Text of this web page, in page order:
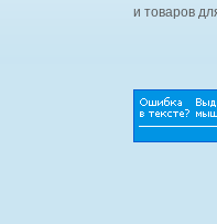
и товаров